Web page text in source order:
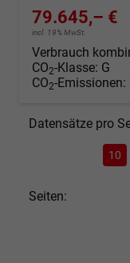
79.645,– €
incl. 19% MwSt.
Verbrauch
CO2-Klasse: G
CO2-Emissionen:
Datensätze pro
10
Seiten: